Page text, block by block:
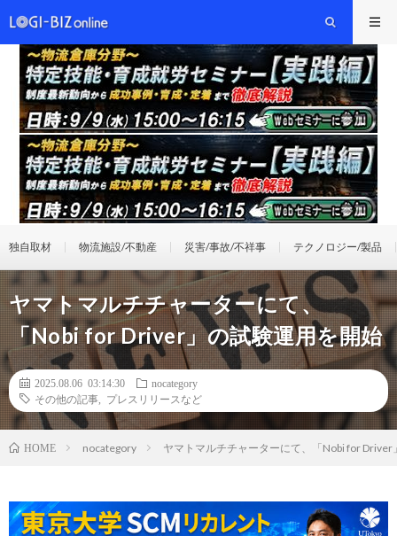
独自取材 物流施設/不動産 災害/事故/不祥事 テクノロジー/製品
ヤマトマルチチャーターにて、
「Nobi for Driver」の試験運用を開始
2025.08.06 03:14:30
nocategory
その他の記事
プレスリリースなど
HOME nocategory ヤマトマルチチャーターにて、「Nobi for Driver